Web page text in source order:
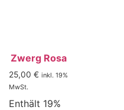
Zwerg Rosa
25,00 € inkl. 19%
MwSt.
Enthält 19%